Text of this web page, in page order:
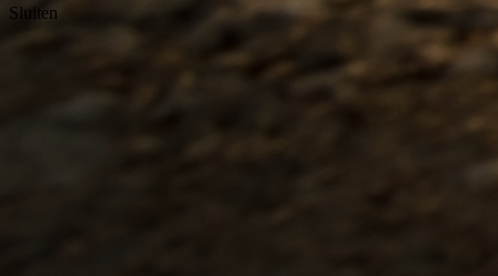
Sluiten